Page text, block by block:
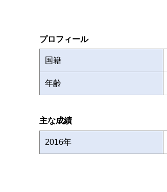
プロフィール
国籍
年齢
主な成績
2016年